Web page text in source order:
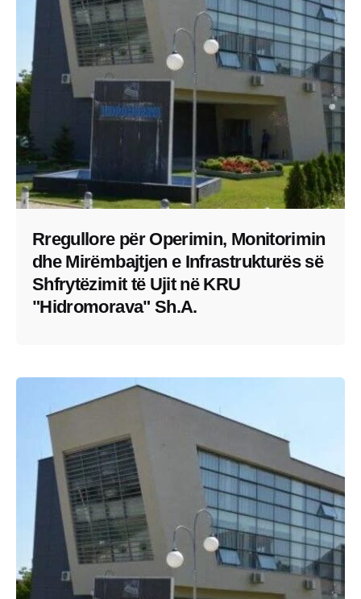
Rregullore për Operimin, Monitorimin
dhe Mirëmbajtjen e Infrastrukturës së
Shfrytëzimit të Ujit në KRU
"Hidromorava" Sh.A.